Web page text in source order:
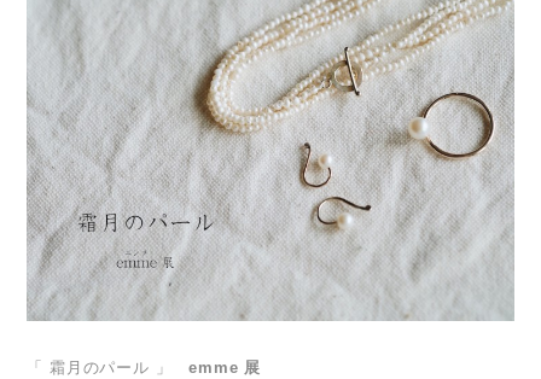
「 霜月のパール 」emme 展